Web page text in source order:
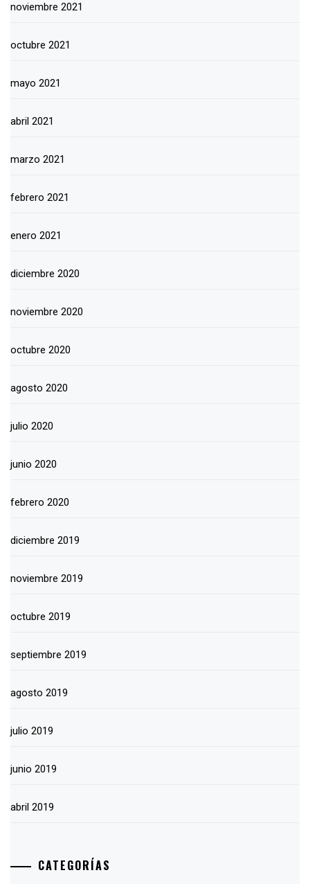
noviembre 2021
octubre 2021
mayo 2021
abril 2021
marzo 2021
febrero 2021
enero 2021
diciembre 2020
noviembre 2020
octubre 2020
agosto 2020
julio 2020
junio 2020
febrero 2020
diciembre 2019
noviembre 2019
octubre 2019
septiembre 2019
agosto 2019
julio 2019
junio 2019
abril 2019
CATEGORÍAS